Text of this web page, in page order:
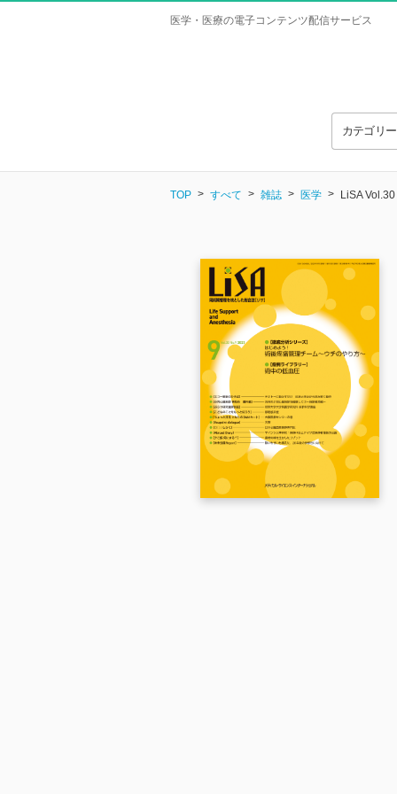
医学・医療の電子コンテンツ配信サービス
カテゴリ
TOP すべて 雑誌 医学 LiSA